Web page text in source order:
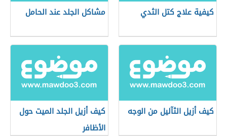
كيفية علاج كتل الثدي مشاكل الجلد عند الحامل
كيف أزيل الثآليل من الوجه
كيف أزيل الجلد الميت حول
الأظافر